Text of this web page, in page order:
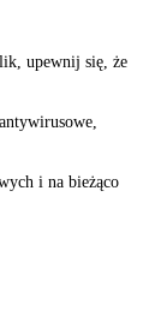
upewnij się, że
i na bieżąco